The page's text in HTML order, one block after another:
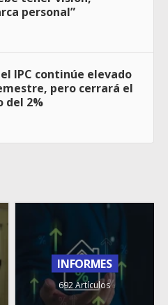
personal”
IPC continúe elevado
pero cerrará el
del 2%
INFORMES
692 Artículos